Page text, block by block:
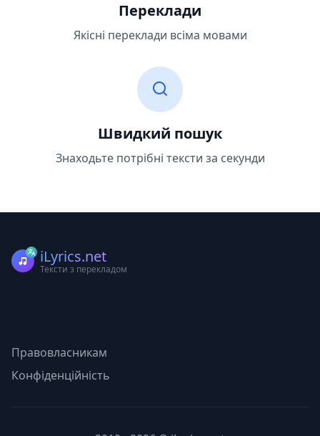
Переклади
Якісні переклади всіма мовами
Швидкий пошук
Знаходьте потрібні тексти за секунди
iLyrics.net
Тексти з перекладом
Правовласникам
Конфіденційність